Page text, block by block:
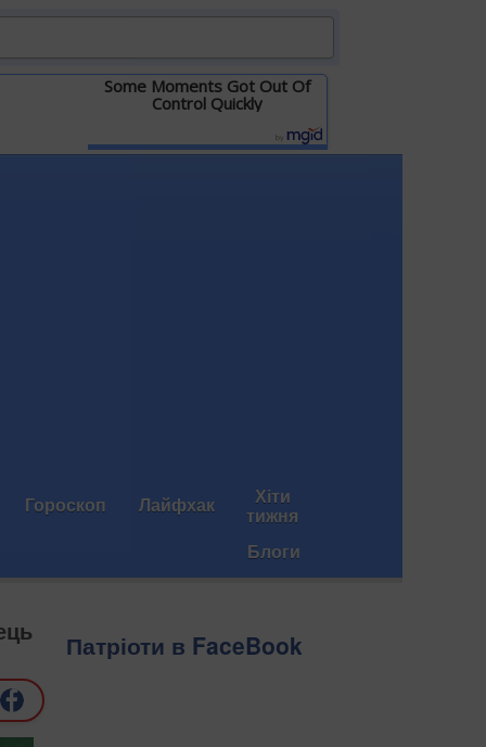
Some Moments Got Out Of
Control Quickly
Детальніше
Гороскоп Лайфхак Хіти
тижня
Блоги
Патріоти в FaceBook